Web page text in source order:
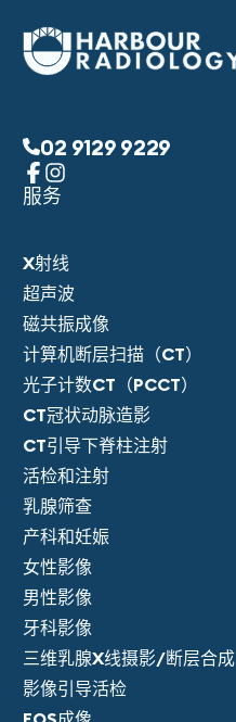
02 9129 9229
服务
X射线
超声波
磁共振成像
计算机断层扫描（CT）
光子计数CT（PCCT）
CT冠状动脉造影
CT引导下脊柱注射
活检和注射
乳腺筛查
产科和妊娠
女性影像
男性影像
牙科影像
三维乳腺X线摄影/断层合成
影像引导活检